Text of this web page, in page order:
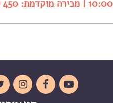


